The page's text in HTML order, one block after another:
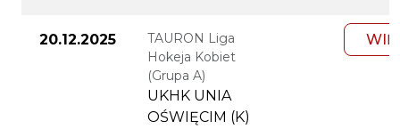
20.12.2025
TAURON Liga
Hokeja Kobiet
(Grupa A)
UKHK UNIA
OŚWIĘCIM (K)